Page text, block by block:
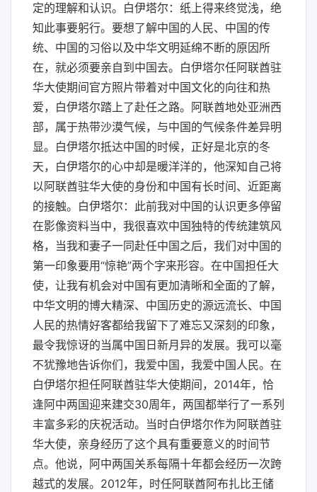
定的理解和认识。白伊塔尔：纸上得来终觉浅，绝
知此事要躬行。要想了解中国的人民、中国的传
统、中国的习俗以及中华文明延绵不断的原因所
在，就必须要亲自到中国去。白伊塔尔任阿联酋驻
华大使期间官方照片带着对中国文化的向往和热
爱，白伊塔尔踏上了赴任之路。阿联酋地处亚洲西
部，属于热带沙漠气候，与中国的气候条件差异明
显。白伊塔尔抵达中国的时候，正好是北京的冬
天，白伊塔尔的心中却是暖洋洋的，他深知自己将
以阿联酋驻华大使的身份和中国有长时间、近距离
的接触。白伊塔尔：此前我对中国的认识更多停留
在影像资料当中，我很喜欢中国独特的传统建筑风
格，当我和妻子一同赴任中国之后，我们对中国的
第一印象要用“惊艳”两个字来形容。在中国担任大
使，让我有机会对中国有更加清晰和全面的了解，
中华文明的博大精深、中国历史的源远流长、中国
人民的热情好客都给我留下了难忘又深刻的印象，
最令我惊讶的当属中国日新月异的发展。我可以毫
不犹豫地告诉你们，我爱中国，我爱中国人民。在
白伊塔尔担任阿联酋驻华大使期间，2014年，恰
逢阿中两国迎来建交30周年，两国都举行了一系列
丰富多彩的庆祝活动。当时白伊塔尔作为阿联酋驻
华大使，亲身经历了这个具有重要意义的时间节
点。他说，阿中两国关系每隔十年都会经历一次跨
越式的发展。2012年，时任阿联酋阿布扎比王储